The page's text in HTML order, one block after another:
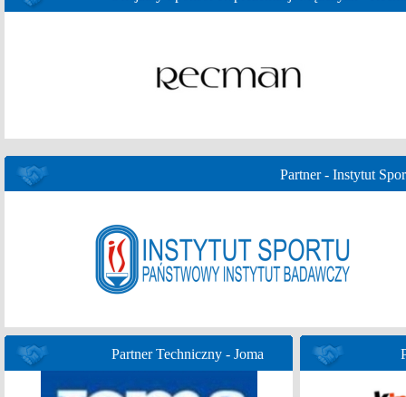
Partner - Instytut
Partner Techniczny - Joma